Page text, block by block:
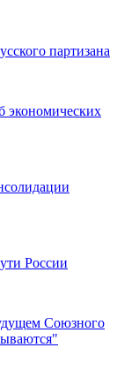
партизана
экономических
России
Союзного